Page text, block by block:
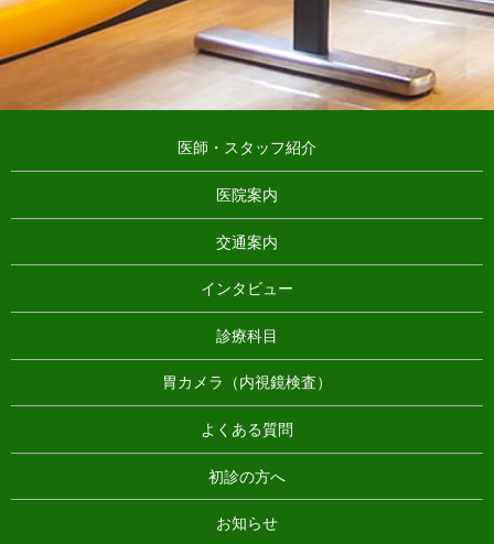
医師・スタッフ紹介
医院案内
交通案内
インタビュー
診療科目
胃カメラ（内視鏡検査）
よくある質問
初診の方へ
お知らせ